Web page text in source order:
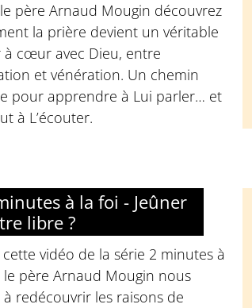
père Arnaud Mougin découvrez
la prière devient un véritable
cœur avec Dieu, entre
et vénération. Un chemin
pour apprendre à Lui parler… et
à L’écouter.
à la foi - Jeûner
libre ?
cette vidéo de la série 2 minutes à
le père Arnaud Mougin nous
à redécouvrir les raisons de